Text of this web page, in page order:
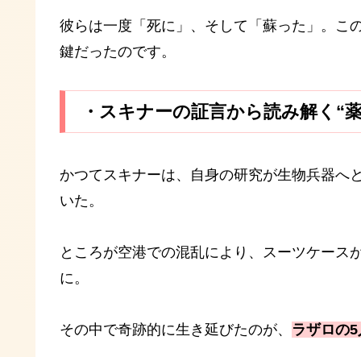
彼らは一度「死に」、そして「蘇った」。こ
鍵だったのです。
・スキナーの証言から読み解く“
かつてスキナーは、自身の研究が生物兵器へ
いた。
ところが空港での混乱により、スーツケー
に。
その中で奇跡的に生き延びたのが、 ラザロの5